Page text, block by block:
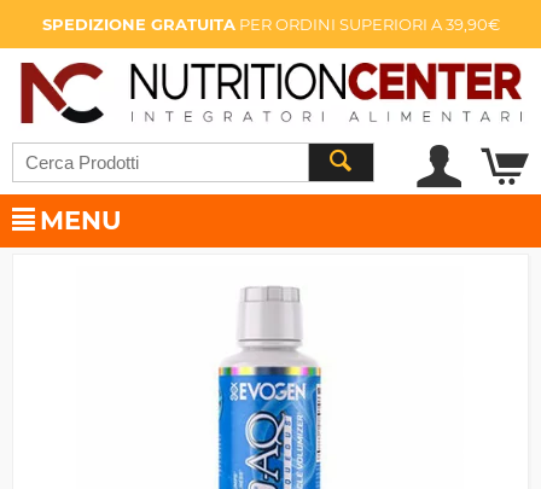
SPEDIZIONE GRATUITAPER ORDINI SUPERIORI A 39,90€
MENU